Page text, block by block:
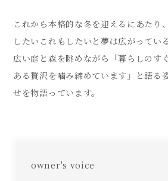
これから本格的な冬を迎えるにあたり
したいこれもしたいと夢は広がってい
広い庭と森を眺めながら「暮らしのす
ある贅沢を噛み締めています」と語る
せを物語っています。
owner's voice